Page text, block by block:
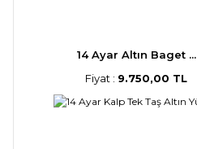
14 Ayar Altın Baget ...
Fiyat : 9.750,00 TL